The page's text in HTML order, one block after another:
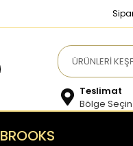
Teslimat
Bölge Seçin
BROOKS